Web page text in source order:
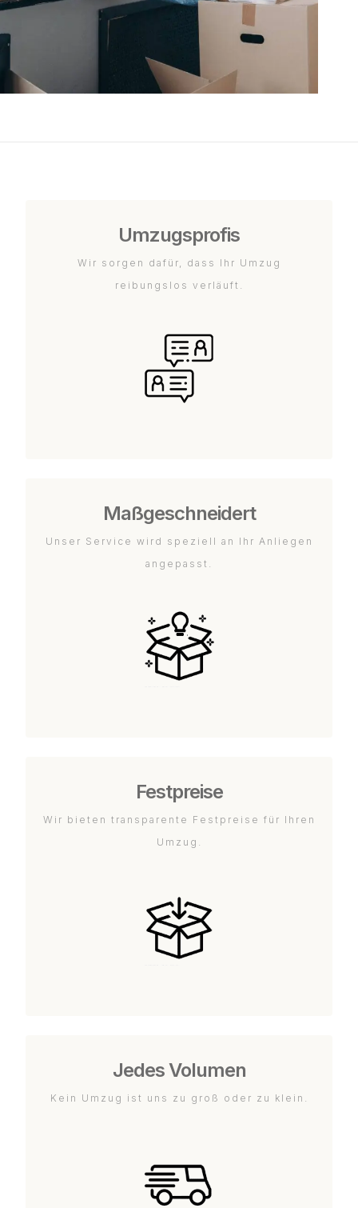
Umzugsprofis
Wir sorgen dafür, dass Ihr Umzug
reibungslos verläuft.
Maßgeschneidert
Unser Service wird speziell an Ihr Anliegen
angepasst.
Festpreise
Wir bieten transparente Festpreise für Ihren
Umzug.
Jedes Volumen
Kein Umzug ist uns zu groß oder zu klein.